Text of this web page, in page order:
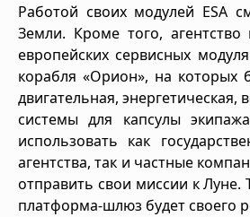
Работой своих модулей ESA
Земли. Кроме того,
европейских сервисных
корабля «Орион», на которых
двигательная, энергетическая,
системы для капсулы
использовать как
агентства, так и частные
отправить свои миссии к Луне.
платформа-шлюз будет своего